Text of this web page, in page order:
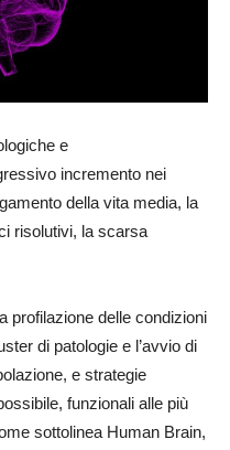
e
incremento nei
della vita media, la
risolutivi, la scarsa
profilazione delle condizioni
di patologie e l’avvio di
e strategie
funzionali alle più
sottolinea Human Brain,